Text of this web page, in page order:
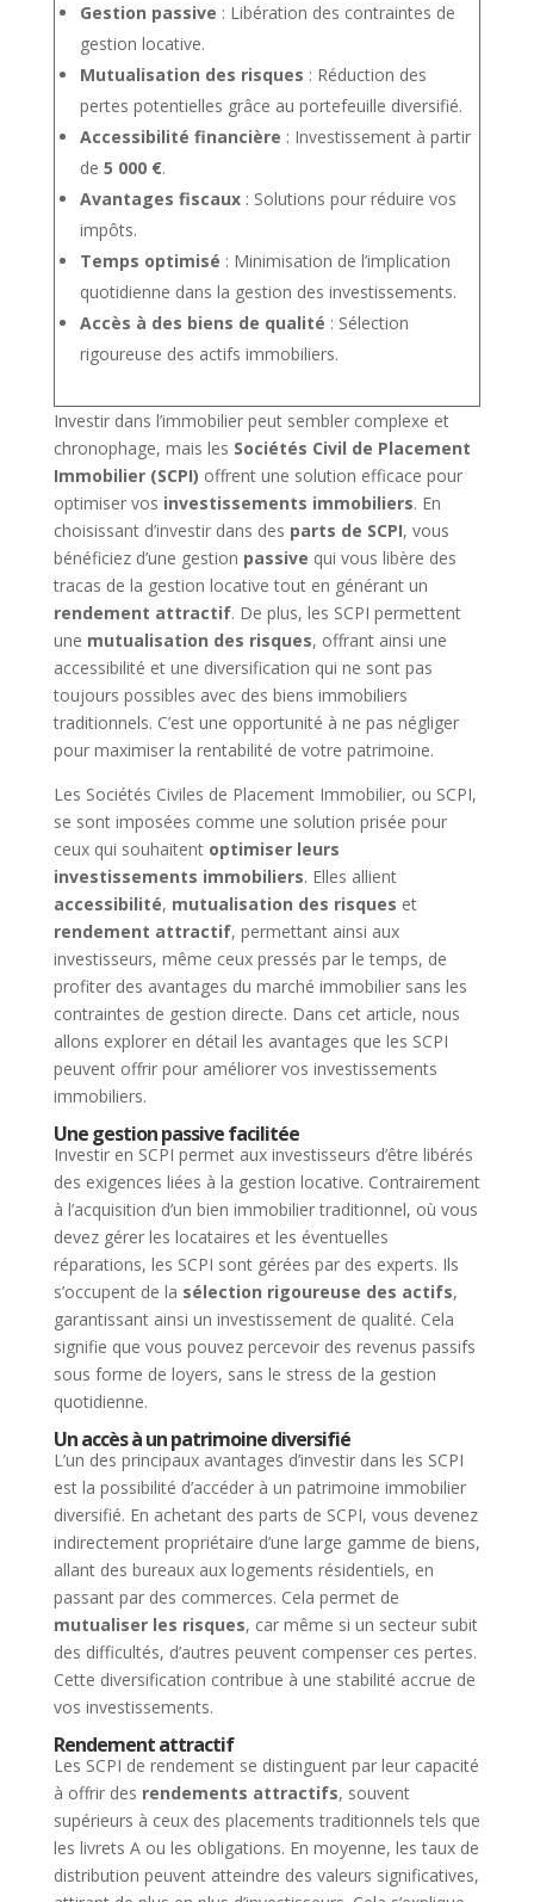
Gestion passive : Libération des contraintes de
gestion locative.
Mutualisation des risques : Réduction des
pertes potentielles grâce au portefeuille diversifié.
Accessibilité financière : Investissement à partir
de 5 000 €.
Avantages fiscaux: Solutions pour réduire vos
impôts.
Temps optimisé : Minimisation de l’implication
quotidienne dans la gestion des investissements.
Accès à des biens de qualité : Sélection
rigoureuse des actifs immobiliers.
Investir dans l’immobilier peut sembler complexe et
chronophage, mais les Sociétés Civil de Placement
Immobilier (SCPI) offrent une solution efficace pour
optimiser vos investissements immobiliers. En
choisissant d’investir dans des parts de SCPI, vous
bénéficiez d’une gestion passive qui vous libère des
tracas de la gestion locative tout en générant un
rendement attractif. De plus, les SCPI permettent
une mutualisation des risques, offrant ainsi une
accessibilité et une diversification qui ne sont pas
toujours possibles avec des biens immobiliers
traditionnels. C’est une opportunité à ne pas négliger
pour maximiser la rentabilité de votre patrimoine.
Les Sociétés Civiles de Placement Immobilier, ou SCPI,
se sont imposées comme une solution prisée pour
ceux qui souhaitent optimiser leurs
investissements immobiliers. Elles allient
accessibilité, mutualisation des risques et
rendement attractif, permettant ainsi aux
investisseurs, même ceux pressés par le temps, de
profiter des avantages du marché immobilier sans les
contraintes de gestion directe. Dans cet article, nous
allons explorer en détail les avantages que les SCPI
peuvent offrir pour améliorer vos investissements
immobiliers.
Une gestion passive facilitée
Investir en SCPI permet aux investisseurs d’être libérés
des exigences liées à la gestion locative. Contrairement
à l’acquisition d’un bien immobilier traditionnel, où vous
devez gérer les locataires et les éventuelles
réparations, les SCPI sont gérées par des experts. Ils
s’occupent de la sélection rigoureuse des actifs,
garantissant ainsi un investissement de qualité. Cela
signifie que vous pouvez percevoir des revenus passifs
sous forme de loyers, sans le stress de la gestion
quotidienne.
Un accès à un patrimoine diversifié
L’un des principaux avantages d’investir dans les SCPI
est la possibilité d’accéder à un patrimoine immobilier
diversifié. En achetant des parts de SCPI, vous devenez
indirectement propriétaire d’une large gamme de biens,
allant des bureaux aux logements résidentiels, en
passant par des commerces. Cela permet de
mutualiser les risques, car même si un secteur subit
des difficultés, d’autres peuvent compenser ces pertes.
Cette diversification contribue à une stabilité accrue de
vos investissements.
Rendement attractif
Les SCPI de rendement se distinguent par leur capacité
à offrir des rendements attractifs, souvent
supérieurs à ceux des placements traditionnels tels que
les livrets A ou les obligations. En moyenne, les taux de
distribution peuvent atteindre des valeurs significatives,